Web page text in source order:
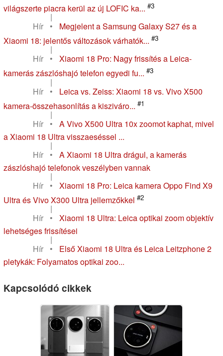
világszerte piacra kerül az új LOFIC ka... #3
|
Hír
•
Megjelent a Samsung Galaxy S27 és a
Xiaomi 18: jelentős változások várhatók... #3
|
Hír
•
Xiaomi 18 Pro: Nagy frissítés a Leica-
kamerás zászlóshajó telefon egyedi fu... #3
|
Hír
•
Leica vs. Zeiss: Xiaomi 18 vs. Vivo X500
kamera-összehasonlítás a kisziváro... #1
|
Hír
•
A Vivo X500 Ultra 10x zoomot kaphat, mivel
a Xiaomi 18 Ultra visszaeséssel ...
|
Hír
•
A Xiaomi 18 Ultra drágul, a kamerás
zászlóshajó telefonok veszélyben vannak
|
Hír
•
Xiaomi 18 Pro: Leica kamera Oppo Find X9
Ultra és Vivo X300 Ultra jellemzőkkel #2
|
Hír
•
Xiaomi 18 Ultra: Leica optikai zoom objektív
lehetséges frissítései
|
Hír
•
Első Xiaomi 18 Ultra és Leica Leitzphone 2
pletykák: Folyamatos optikai zoo...
Kapcsolódó cikkek